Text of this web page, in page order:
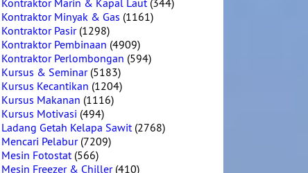
Kontraktor Marin & Kapal Laut(344)
Kontraktor Minyak & Gas (1161)
Kontraktor Pasir(1298)
Kontraktor Pembinaan (4909)
Kontraktor Perlombongan (594)
Kursus & Seminar(5183)
Kursus Kecantikan (1204)
Kursus Makanan (1116)
Kursus Motivasi (494)
Ladang Getah Kelapa Sawit(2768)
Mencari Pelabur(7209)
Mesin Fotostat(566)
Mesin Freezer & Chiller(410)